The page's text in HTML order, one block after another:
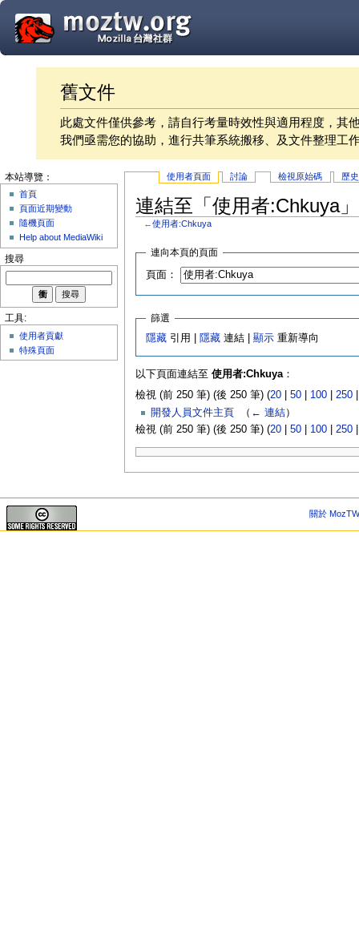
舊文件
此處文件僅供參考，請自行考量時效性與適用程度，其
我們亟需您的協助，進行共筆系統搬移、及文件整理工
使用者頁面 討論 檢視原始碼 歷
連結至「使用者:Chkuya
←使用者:Chkuya
連向本頁的頁面
頁面：
篩選
隱藏 引用 | 隱藏 連結 |顯示 重新導向
以下頁面連結至 使用者:Chkuya：
檢視 (前 250 筆) (後 250 筆) (20| 50| 100| 250
開發人員文件主頁
（ ← 連結）
檢視 (前 250 筆) (後 250 筆) (20| 50| 100| 250
本站導覽：
首頁
頁面近期變動
隨機頁面
Help about MediaWiki
搜尋
工具:
使用者貢獻
特殊頁面
關於